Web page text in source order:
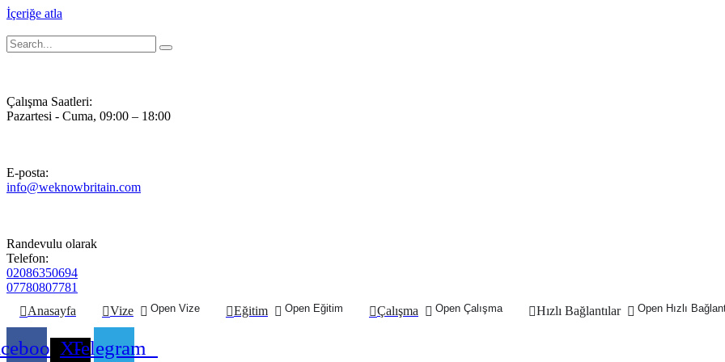
İçeriğe atla
Çalışma Saatleri:
Pazartesi - Cuma, 09:00 – 18:00
E-posta:
info@weknowbritain.com
Randevulu olarak
Telefon:
02086350694
07780807781
Anasayfa
Vize Open Vize Eğitim Open Eğitim Çalışma Open Çalışma Hızlı Bağlantılar Open Hızlı
X-Telegram